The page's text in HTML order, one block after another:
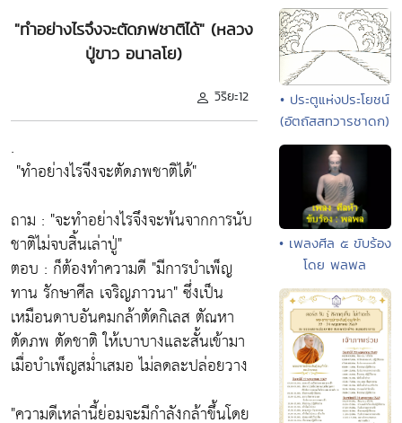
"ทำอย่างไรจึงจะตัดภพชาติได้" (หลวง
ปู่ขาว อนาลโย)
วิริยะ12
.
"ทำอย่างไรจึงจะตัดภพชาติได้"
ถาม : "จะทำอย่างไรจึงจะพ้นจากการนับ
ชาติไม่จบสิ้นเล่าปู่"
ตอบ : ก็ต้องทำความดี "มีการบำเพ็ญ
ทาน รักษาศีล เจริญภาวนา"ซึ่งเป็น
เหมือนดาบอันคมกล้าตัดกิเลส ตัณหา
ตัดภพ ตัดชาติ ให้เบาบางและสั้นเข้ามา
เมื่อบำเพ็ญสม่ำเสมอ ไม่ลดละปล่อยวาง
"ความดีเหล่านี้ย่อมจะมีกำลังกล้าขึ้นโดย
• ประตูแห่งประโยชน์
(อัตถัสสทวารชาดก)
• เพลงศีล ๕ ขับร้อง
โดย พลพล